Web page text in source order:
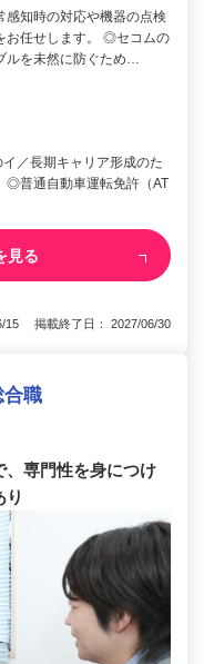
感知時の対応や機器の点検
お任せします。 ◎セコムの
ルを未然に防ぐため…
／長期キャリア形成のた
普通自動車運転免許（AT
見る
15 掲載終了日： 2027/06/30
合職
、専門性を身につけ
り